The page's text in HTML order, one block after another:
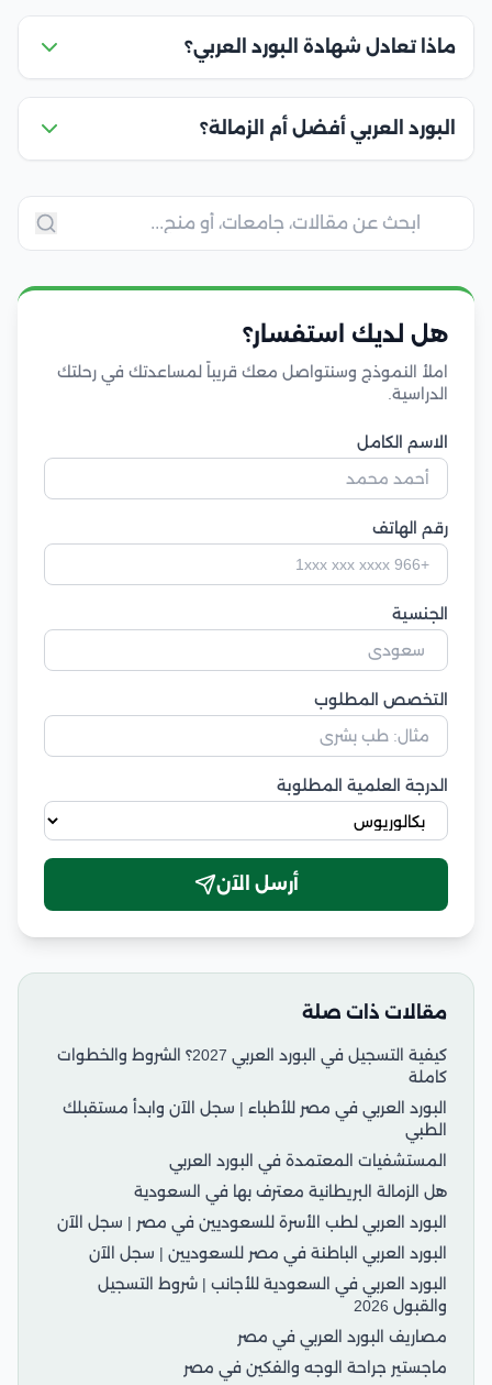
ماذا تعادل شهادة البورد العربي؟
البورد العربي أفضل أم الزمالة؟
هل لديك استفسار؟
املأ النموذج وسنتواصل معك قريباً لمساعدتك في رحلتك
الدراسية.
الاسم الكامل
رقم الهاتف
الجنسية
التخصص المطلوب
الدرجة العلمية المطلوبة
أرسل الآن
مقالات ذات صلة
كيفية التسجيل في البورد العربي 2027؟ الشروط والخطوات
كاملة
البورد العربي في مصر للأطباء | سجل الآن وابدأ مستقبلك
الطبي
المستشفيات المعتمدة في البورد العربي
هل الزمالة البريطانية معترف بها في السعودية
البورد العربي لطب الأسرة للسعوديين في مصر | سجل الآن
البورد العربي الباطنة في مصر للسعوديين | سجل الآن
البورد العربي في السعودية للأجانب | شروط التسجيل
والقبول 2026
مصاريف البورد العربي في مصر
ماجستير جراحة الوجه والفكين في مصر